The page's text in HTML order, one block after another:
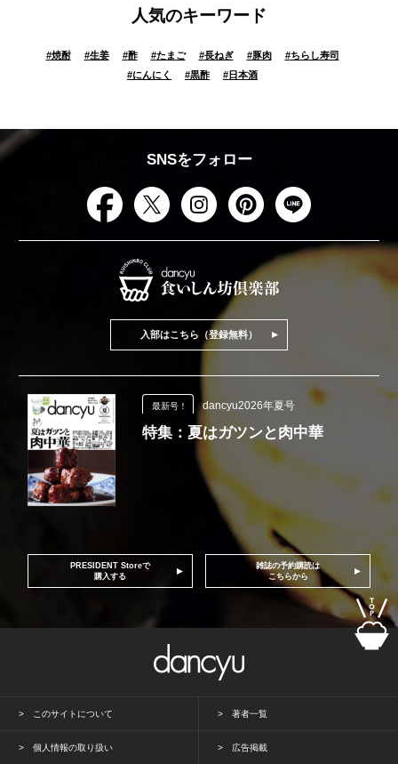
人気のキーワード
#焼酎 #生姜 #酢 #たまご #長ねぎ #豚肉 #ちらし寿司
#にんにく #黒酢 #日本酒
SNSをフォロー
入部はこちら（登録無料）
最新号！ dancyu2026年夏号
特集：夏はガツンと肉中華
PRESIDENT Storeで
購入する
雑誌の予約購読は
こちらから
このサイトについて 著者一覧
個人情報の取り扱い 広告掲載